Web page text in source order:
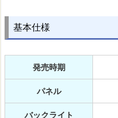
基本仕様
発売時期
パネル
バックライト